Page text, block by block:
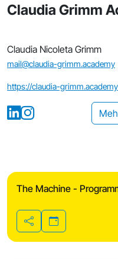
Claudia Grimm
Claudia Nicoleta Grimm
mail@claudia-grimm.academy
https://claudia-grimm.academy
Teilen